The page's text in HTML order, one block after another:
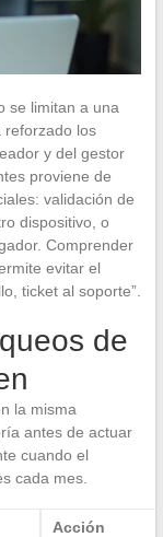
se limitan a una
reforzado los
y del gestor
proviene de
validación de
dispositivo, o
Comprender
evitar el
ticket al soporte”.
de
la misma
antes de actuar
cuando el
cada mes.
Acción